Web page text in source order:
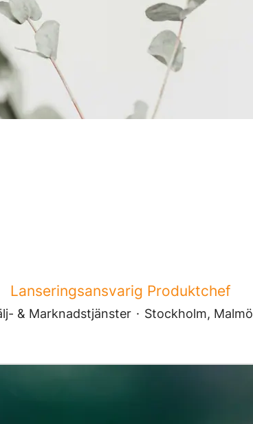
Lanseringsansvarig Produktchef
& Marknadstjänster · Stockholm, Malmö